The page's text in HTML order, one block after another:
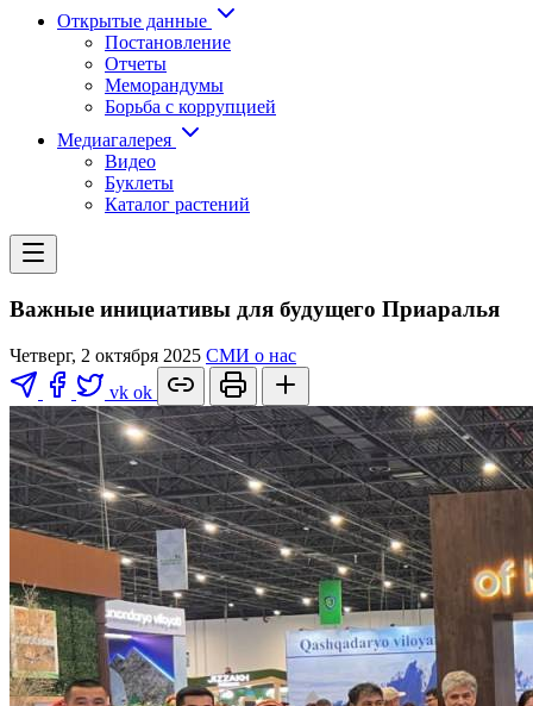
Открытые данные
Постановление
Отчеты
Меморандумы
Борьба с коррупцией
Медиагалерея
Видео
Буклеты
Каталог растений
Важные инициативы для будущего Приаралья
Четверг, 2 октября 2025 СМИ о нас
vk ok